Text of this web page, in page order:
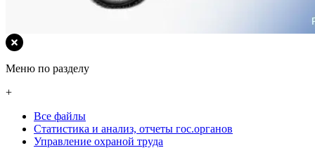
Меню по разделу
+
Все файлы
Статистика и анализ, отчеты гос.органов
Управление охраной труда